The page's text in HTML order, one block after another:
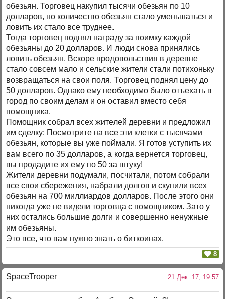
обезьян. Торговец накупил тысячи обезьян по 10
долларов, но количество обезьян стало уменьшаться и
ловить их стало все труднее.
Тогда торговец поднял награду за поимку каждой
обезьяны до 20 долларов. И люди снова принялись
ловить обезьян. Вскоре продовольствия в деревне
стало совсем мало и сельские жители стали потихоньку
возвращаться на свои поля. Торговец поднял цену до
50 долларов. Однако ему необходимо было отъехать в
город по своим делам и он оставил вместо себя
помощника.
Помощник собрал всех жителей деревни и предложил
им сделку: Посмотрите на все эти клетки с тысячами
обезьян, которые вы уже поймали. Я готов уступить их
вам всего по 35 долларов, а когда вернется торговец,
вы продадите их ему по 50 за штуку!
Жители деревни подумали, посчитали, потом собрали
все свои сбережения, набрали долгов и скупили всех
обезьян на 700 миллиардов долларов. После этого они
никогда уже не видели торговца с помощником. Зато у
них остались большие долги и совершенно ненужные
им обезьяны.
Это все, что вам нужно знать о биткоинах.
8
SpaceTrooper 21 Дек. 17, 19:57